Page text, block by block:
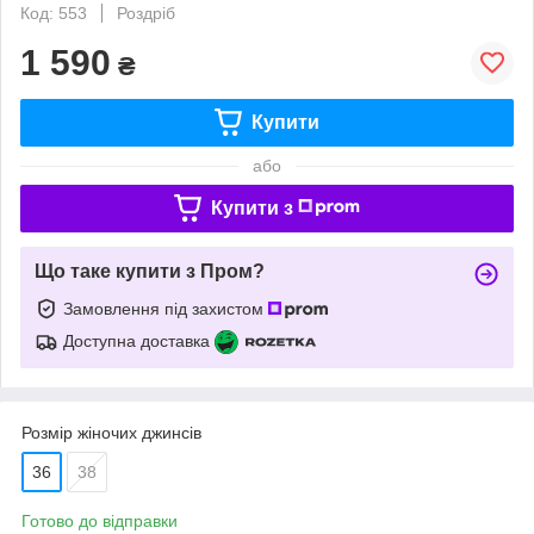
Код: 553
Роздріб
1 590 ₴
Купити
або
Купити з
Що таке купити з Пром?
Замовлення під захистом
Доступна доставка
Розмір жіночих джинсів
36 38
Готово до відправки